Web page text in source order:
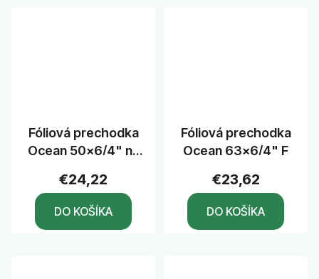
Fóliová prechodka
Ocean 50x6/4" na
€24,22
DO KOŠÍKA
Fóliová prechodka
Ocean 63x6/4" F
€23,62
DO KOŠÍKA